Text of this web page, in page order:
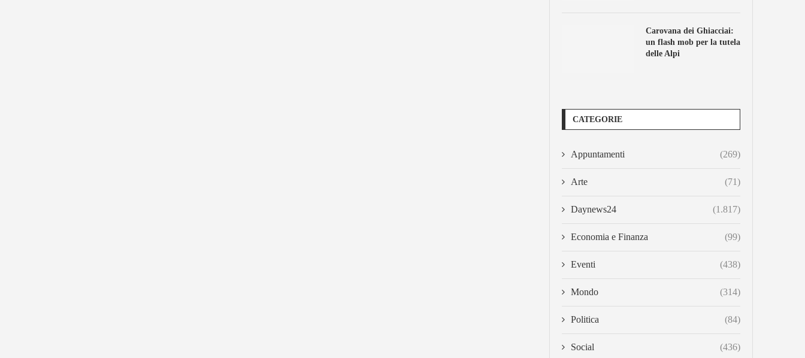
Carovana dei Ghiacciai:
un flash mob per la tutela
delle Alpi
CATEGORIE
Appuntamenti (269)
Arte (71)
Daynews24 (1.817)
Economia e Finanza (99)
Eventi (438)
Mondo (314)
Politica (84)
Social (436)